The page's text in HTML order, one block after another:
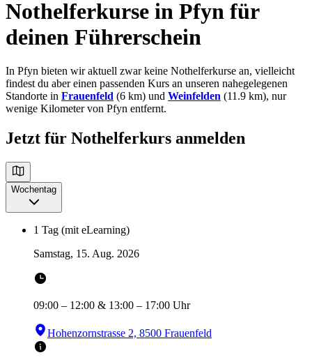
Nothelferkurse in Pfyn für
deinen Führerschein
In Pfyn bieten wir aktuell zwar keine Nothelferkurse an, vielleicht
findest du aber einen passenden Kurs an unseren nahegelegenen
Standorte in Frauenfeld (6 km) und Weinfelden (11.9 km), nur
wenige Kilometer von Pfyn entfernt.
Jetzt für Nothelferkurs anmelden
Wochentag
1 Tag (mit eLearning)
Samstag, 15. Aug. 2026
09:00 – 12:00 & 13:00 – 17:00 Uhr
Hohenzornstrasse 2, 8500 Frauenfeld